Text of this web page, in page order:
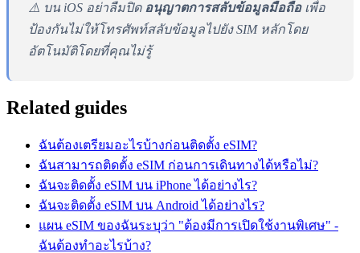
⚠️ บน iOS อย่าลืมปิด อนุญาตการสลับข้อมูลมือถือเพื่อ
ป้องกันไม่ให้โทรศัพท์สลับข้อมูลไปยัง SIM หลักโดย
อัตโนมัติโดยที่คุณไม่รู้
Related guides
ฉันต้องเตรียมอะไรบ้างก่อนติดตั้ง eSIM?
ฉันสามารถติดตั้ง eSIM ก่อนการเดินทางได้หรือไม่?
ฉันจะติดตั้ง eSIM บน iPhone ได้อย่างไร?
ฉันจะติดตั้ง eSIM บน Android ได้อย่างไร?
แผน eSIM ของฉันระบุว่า "ต้องมีการเปิดใช้งานพิเศษ" -
ฉันต้องทำอะไรบ้าง?